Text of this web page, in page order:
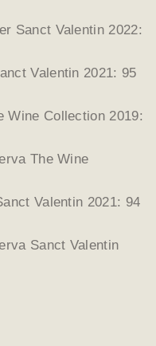
Sanct Valentin 2022:
Valentin 2021: 95
Wine Collection 2019:
The Wine
Valentin 2021: 94
Sanct Valentin